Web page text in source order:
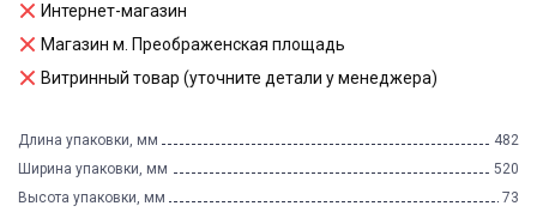
Интернет-магазин
Магазин м. Преображенская площадь
Витринный товар (уточните детали у менеджера)
Длина упаковки, мм
482
Ширина упаковки, мм
520
Высота упаковки, мм
73